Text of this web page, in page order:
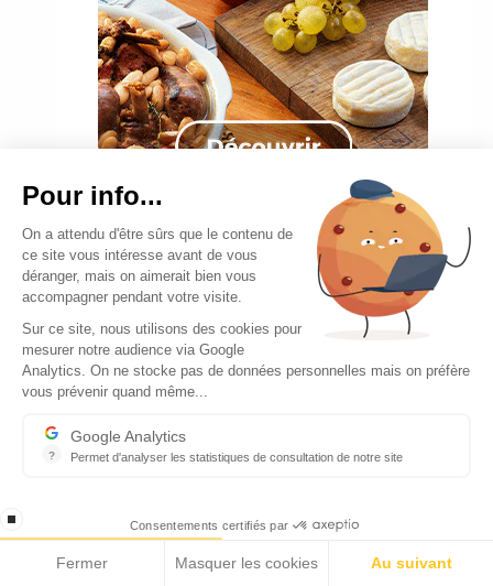
Pour info...
On a attendu d'être sûrs que le contenu de
ce site vous intéresse avant de vous
déranger, mais on aimerait bien vous
accompagner pendant votre visite.
Sur ce site, nous utilisons des cookies pour
mesurer notre audience via Google
Analytics. On ne stocke pas de données personnelles mais on préfère
vous prévenir quand même...
?
Google Analytics
Permet d'analyser les statistiques de consultation de notre site
stop loading Consentements certifiés par
Fermer Masquer les cookies Au suivant